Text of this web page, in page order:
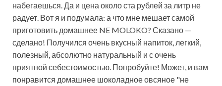
набегаешься. Да и цена около ста рублей за литр не
радует. Вот я и подумала: а что мне мешает самой
приготовить домашнее NE MOLOKO? Сказано —
сделано! Получился очень вкусный напиток, легкий,
полезный, абсолютно натуральный и с очень
приятной себестоимостью. Попробуйте! Может, и вам
понравится домашнее шоколадное овсяное "не